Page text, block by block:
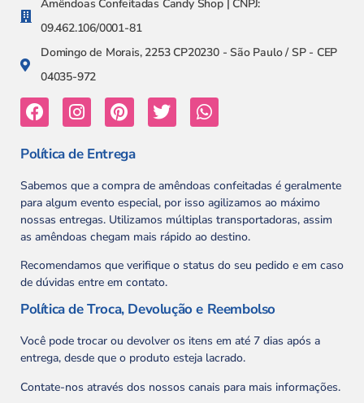
Amêndoas Confeitadas Candy Shop | CNPJ:
09.462.106/0001-81
Domingo de Morais, 2253 CP20230 - São Paulo / SP - CEP
04035-972
Política de Entrega
Sabemos que a compra de amêndoas confeitadas é geralmente
para algum evento especial, por isso agilizamos ao máximo
nossas entregas. Utilizamos múltiplas transportadoras, assim
as amêndoas chegam mais rápido ao destino.
Recomendamos que verifique o status do seu pedido e em caso
de dúvidas entre em contato.
Política de Troca, Devolução e Reembolso
Você pode trocar ou devolver os itens em até 7 dias após a
entrega, desde que o produto esteja lacrado.
Contate-nos através dos nossos canais para mais informações.